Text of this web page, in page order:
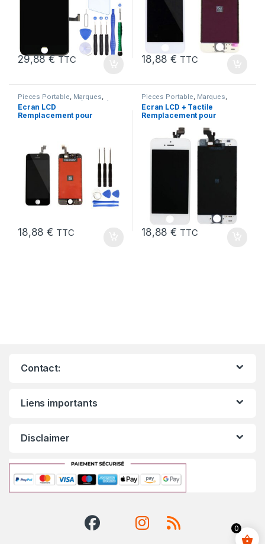
29,88€ TTC 18,88€ TTC
Pieces Portable Marques
Apple iPhone 5 SE (1er Gen)
Ecran LCD
Remplacement pour
18,88€ TTC
Pieces Portable Marques
Apple iPhone 5
Ecran LCD + Tactile
Remplacement pour
18,88€ TTC
Contact:
Liens importants
Disclaimer
0